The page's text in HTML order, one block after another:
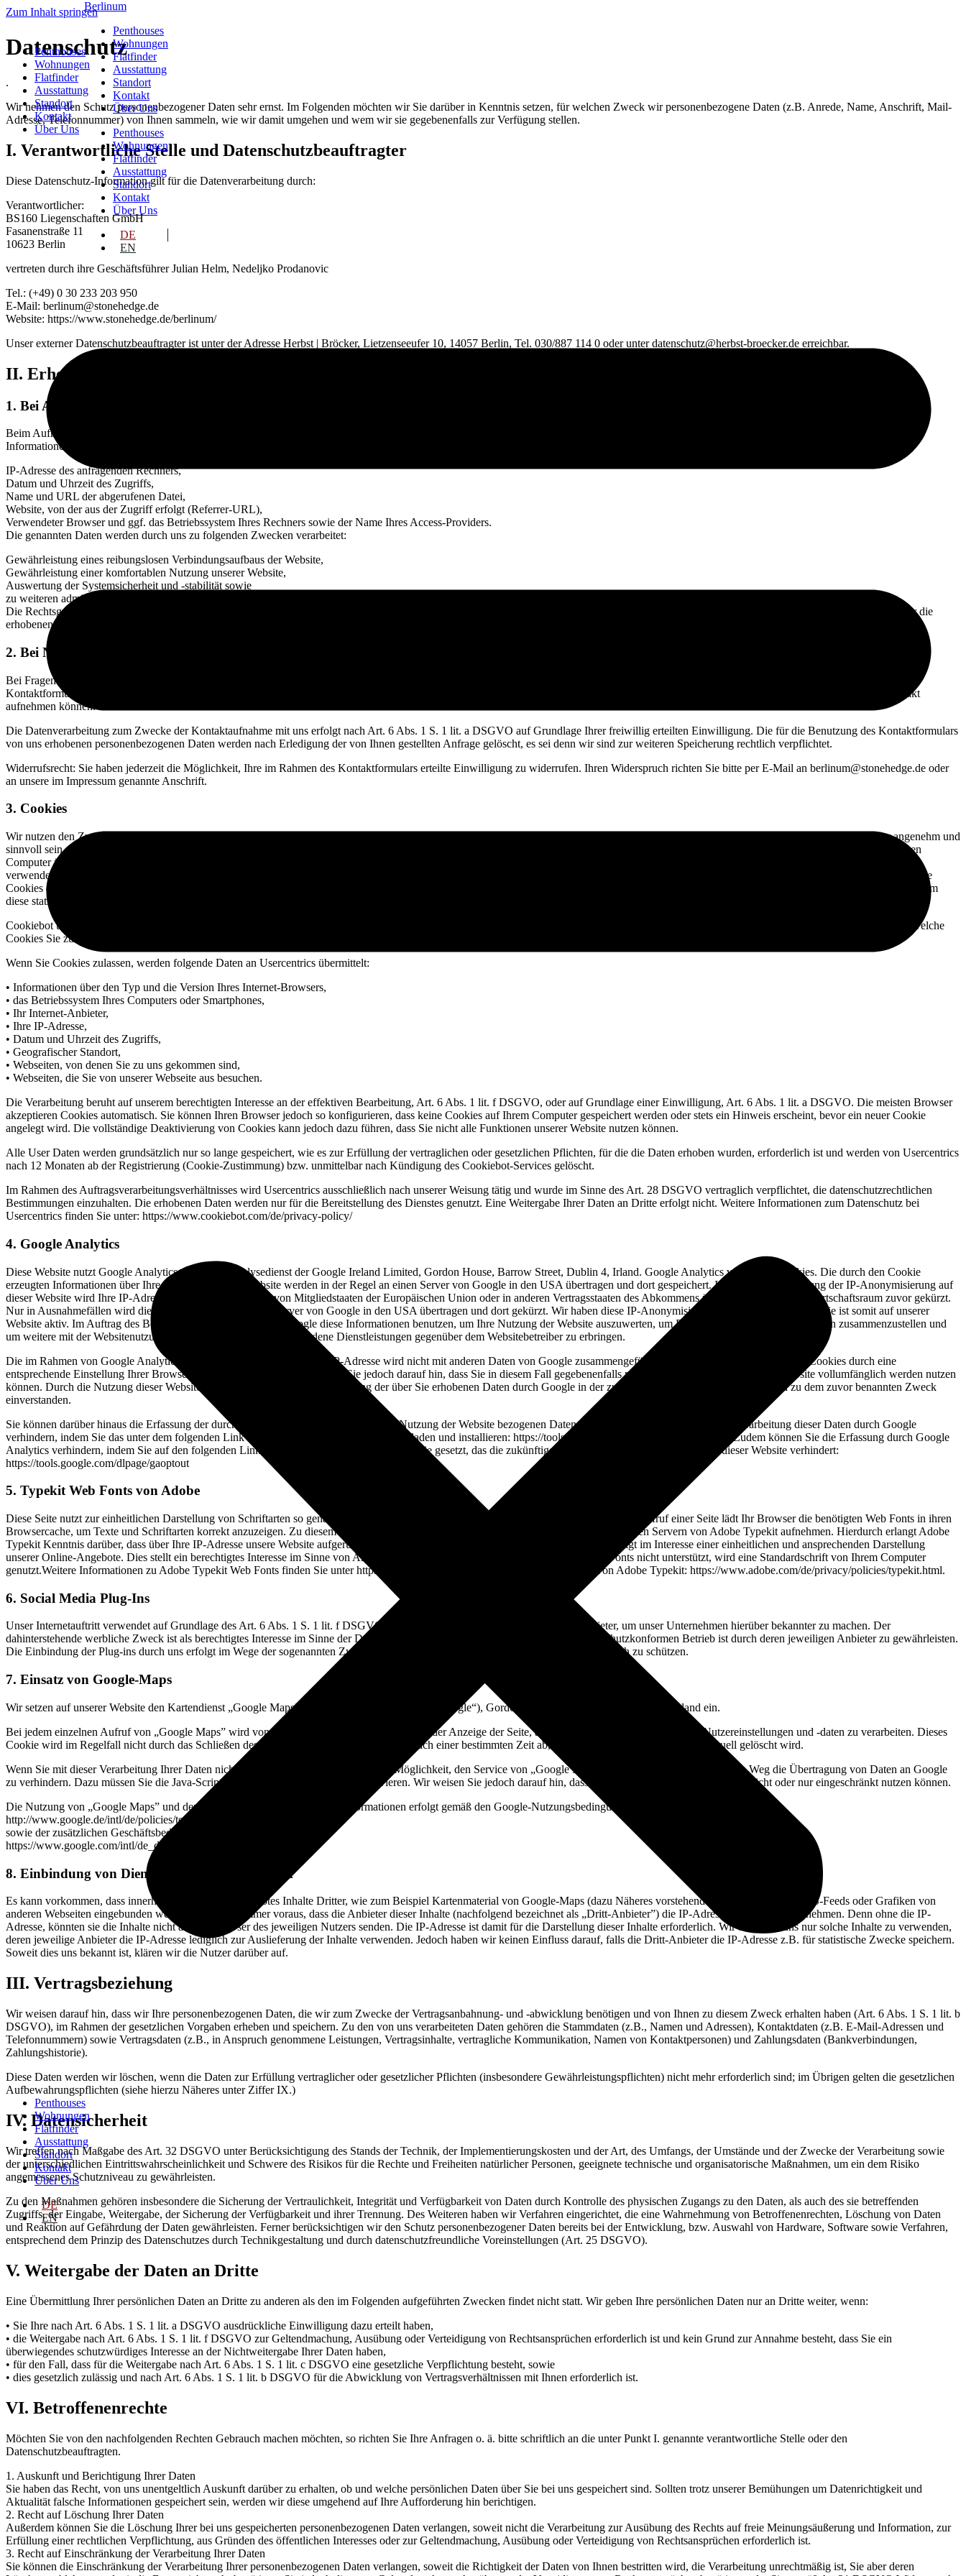
Zum Inhalt springen
Penthouses
Wohnungen
Flatfinder
Ausstattung
Standort
Kontakt
Über Uns
Penthouses
Wohnungen
Flatfinder
Ausstattung
Standort
Kontakt
Über Uns
DE
EN
Berlinum
Penthouses
Wohnungen
Flatfinder
Ausstattung
Standort
Kontakt
Über Uns
Penthouses
Wohnungen
Flatfinder
Ausstattung
Standort
Kontakt
Über Uns
DE
EN
Datenschutz
.
Wir nehmen den Schutz personenbezogener Daten sehr ernst. Im Folgenden möchten wir Sie darüber in Kenntnis setzen, für welchen Zweck wir personenbezogene Daten (z.B. Anrede, Name, Anschrift, Mail-
Adresse, Telefonnummer) von Ihnen sammeln, wie wir damit umgehen und wem wir sie gegebenenfalls zur Verfügung stellen.
I. Verantwortliche Stelle und Datenschutzbeauftragter
Diese Datenschutz-Information gilt für die Datenverarbeitung durch:
Verantwortlicher:
BS160 Liegenschaften GmbH
Fasanenstraße 11
10623 Berlin
vertreten durch ihre Geschäftsführer Julian Helm, Nedeljko Prodanovic
Tel.: (+49) 0 30 233 203 950
E-Mail: berlinum@stonehedge.de
Website: https://www.stonehedge.de/berlinum/
Unser externer Datenschutzbeauftragter ist unter der Adresse Herbst | Bröcker, Lietzenseeufer 10, 14057 Berlin, Tel. 030/887 114 0 oder unter datenschutz@herbst-broecker.de erreichbar.
II. Erhebung und Speicherung personenbezogener Daten
1. Bei Aufruf unserer Internetseite
Beim Aufrufen unserer Website www.stonehedge.de werden durch den auf Ihrem Endgerät zum Einsatz kommenden Browser automatisch Informationen an den Server unserer Website gesendet. Diese
Informationen werden temporär in einem sog. Logfile gespeichert. Folgende Informationen werden dabei ohne Ihr Zutun erfasst und bis zur automatisierten Löschung nach drei Monaten gespeichert:
IP-Adresse des anfragenden Rechners,
Datum und Uhrzeit des Zugriffs,
Name und URL der abgerufenen Datei,
Website, von der aus der Zugriff erfolgt (Referrer-URL),
Verwendeter Browser und ggf. das Betriebssystem Ihres Rechners sowie der Name Ihres Access-Providers.
Die genannten Daten werden durch uns zu folgenden Zwecken verarbeitet:
Gewährleistung eines reibungslosen Verbindungsaufbaus der Website,
Gewährleistung einer komfortablen Nutzung unserer Website,
Auswertung der Systemsicherheit und -stabilität sowie
zu weiteren administrativen Zwecken.
Die Rechtsgrundlage für die Datenverarbeitung ist Art. 6 Abs. 1 S. 1 lit. f DSGVO. Unser berechtigtes Interesse folgt aus oben aufgelisteten Zwecken zur Datenerhebung. In keinem Fall verwenden wir die
erhobenen Daten zu dem Zweck, Rückschlüsse auf Ihre Person zu ziehen.
2. Bei Nutzung unseres Kontaktformulars
Bei Fragen jeglicher Art bieten wir Ihnen die Möglichkeit, mit uns über ein auf der Website bereitgestelltes Formular Kontakt aufzunehmen. Im Rahmen einer durch Sie getätigten Anfrage über unser
Kontaktformular werden die von Ihnen angegebenen Informationen (Vorname, Name, E-Mail-Adresse, Telefonnummer, Nachricht) gespeichert, damit wir Ihre Anfrage bearbeiten und mit Ihnen Kontakt
aufnehmen können.
Die Datenverarbeitung zum Zwecke der Kontaktaufnahme mit uns erfolgt nach Art. 6 Abs. 1 S. 1 lit. a DSGVO auf Grundlage Ihrer freiwillig erteilten Einwilligung. Die für die Benutzung des Kontaktformulars
von uns erhobenen personenbezogenen Daten werden nach Erledigung der von Ihnen gestellten Anfrage gelöscht, es sei denn wir sind zur weiteren Speicherung rechtlich verpflichtet.
Widerrufsrecht: Sie haben jederzeit die Möglichkeit, Ihre im Rahmen des Kontaktformulars erteilte Einwilligung zu widerrufen. Ihren Widerspruch richten Sie bitte per E-Mail an berlinum@stonehedge.de oder
an unsere im Impressum genannte Anschrift.
3. Cookies
Wir nutzen den Zustimmungsverwaltungsdienst Cookiebot, der Usercentrics A/S, Havnegade 39, 1058 Kopenhagen, Dänemark (Usercentrics). Die Nutzung unserer Website soll für den Besucher angenehm und
sinnvoll sein. Hierzu erfassen wir das Nutzerverhalten, um unsere Website laufend zu verbessern. Diese Datenerhebung erfolgt über Cookies, also kleine Text-Dateien, die mittels Ihres Browsers an Ihren
Computer übermittelt und dort gespeichert werden. Cookies rufen keine auf Ihrer Festplatte gespeicherten Informationen ab und beeinträchtigen nicht Ihren PC oder Ihre Dateien. Die meisten der von uns
verwendeten Cookies sind so genannte „Session-Cookies”. Sie werden nach Ende Ihres Besuchs automatisch gelöscht. Andere Cookies bleiben auf Ihrem Endgerät gespeichert, bis Sie diese löschen. Diese
Cookies ermöglichen es uns, Ihren Browser beim nächsten Besuch wiederzuerkennen. Beim Newsletter-Versand verwenden wir zur Sammlung von Informationen Web Beacons (kleine Grafik-Dateien), um
diese statistisch auszuwerten.
Cookiebot unterstützt uns beim datenschutzkonformen Einsatz von Cookies. So erhalten Sie mithilfe von Cookiebot stets aktuelle und datenschutzkonforme Cookie-Hinweise und können entscheiden, welche
Cookies Sie zulassen und welche Sie ablehnen wollen. Des Weiteren werden durch Cookiebot sämtliche Cookies- und Trackingmaßnahmen unserer Website kontrolliert und ausgewertet.
Wenn Sie Cookies zulassen, werden folgende Daten an Usercentrics übermittelt:
• Informationen über den Typ und die Version Ihres Internet-Browsers,
• das Betriebssystem Ihres Computers oder Smartphones,
• Ihr Internet-Anbieter,
• Ihre IP-Adresse,
• Datum und Uhrzeit des Zugriffs,
• Geografischer Standort,
• Webseiten, von denen Sie zu uns gekommen sind,
• Webseiten, die Sie von unserer Webseite aus besuchen.
Die Verarbeitung beruht auf unserem berechtigten Interesse an der effektiven Bearbeitung, Art. 6 Abs. 1 lit. f DSGVO, oder auf Grundlage einer Einwilligung, Art. 6 Abs. 1 lit. a DSGVO. Die meisten Browser
akzeptieren Cookies automatisch. Sie können Ihren Browser jedoch so konfigurieren, dass keine Cookies auf Ihrem Computer gespeichert werden oder stets ein Hinweis erscheint, bevor ein neuer Cookie
angelegt wird. Die vollständige Deaktivierung von Cookies kann jedoch dazu führen, dass Sie nicht alle Funktionen unserer Website nutzen können.
Alle User Daten werden grundsätzlich nur so lange gespeichert, wie es zur Erfüllung der vertraglichen oder gesetzlichen Pflichten, für die die Daten erhoben wurden, erforderlich ist und werden von Usercentrics
nach 12 Monaten ab der Registrierung (Cookie-Zustimmung) bzw. unmittelbar nach Kündigung des Cookiebot-Services gelöscht.
Im Rahmen des Auftragsverarbeitungsverhältnisses wird Usercentrics ausschließlich nach unserer Weisung tätig und wurde im Sinne des Art. 28 DSGVO vertraglich verpflichtet, die datenschutzrechtlichen
Bestimmungen einzuhalten. Die erhobenen Daten werden nur für die Bereitstellung des Dienstes genutzt. Eine Weitergabe Ihrer Daten an Dritte erfolgt nicht. Weitere Informationen zum Datenschutz bei
Usercentrics finden Sie unter: https://www.cookiebot.com/de/privacy-policy/
4. Google Analytics
Diese Website nutzt Google Analytics, einen Webanalysedienst der Google Ireland Limited, Gordon House, Barrow Street, Dublin 4, Irland. Google Analytics verwendet Cookies. Die durch den Cookie
erzeugten Informationen über Ihre Benutzung dieser Website werden in der Regel an einen Server von Google in den USA übertragen und dort gespeichert. Im Falle der Aktivierung der IP-Anonymisierung auf
dieser Website wird Ihre IP-Adresse von Google innerhalb von Mitgliedstaaten der Europäischen Union oder in anderen Vertragsstaaten des Abkommens über den Europäischen Wirtschaftsraum zuvor gekürzt.
Nur in Ausnahmefällen wird die volle IP-Adresse an einen Server von Google in den USA übertragen und dort gekürzt. Wir haben diese IP-Anonymisierung für Sie vorgenommen, sie ist somit auf unserer
Website aktiv. Im Auftrag des Betreibers dieser Website wird Google diese Informationen benutzen, um Ihre Nutzung der Website auszuwerten, um Reports über die Websiteaktivitäten zusammenzustellen und
um weitere mit der Websitenutzung und der Internetnutzung verbundene Dienstleistungen gegenüber dem Websitebetreiber zu erbringen.
Die im Rahmen von Google Analytics von Ihrem Browser übermittelte IP-Adresse wird nicht mit anderen Daten von Google zusammengeführt. Sie können die Speicherung der Cookies durch eine
entsprechende Einstellung Ihrer Browser-Software verhindern. Wir weisen Sie jedoch darauf hin, dass Sie in diesem Fall gegebenenfalls nicht sämtliche Funktionen dieser Website vollumfänglich werden nutzen
können. Durch die Nutzung dieser Website erklären Sie sich mit der Bearbeitung der über Sie erhobenen Daten durch Google in der zuvor beschriebenen Art und Weise und zu dem zuvor benannten Zweck
einverstanden.
Sie können darüber hinaus die Erfassung der durch das Cookie erzeugten und auf Ihre Nutzung der Website bezogenen Daten (inkl. Ihrer IP-Adresse) sowie die Verarbeitung dieser Daten durch Google
verhindern, indem Sie das unter dem folgenden Link verfügbare Browser-Plugin herunterladen und installieren: https://tools.google.com/dlpage/gaoptout?hl=de. Zudem können Sie die Erfassung durch Google
Analytics verhindern, indem Sie auf den folgenden Link klicken. Es wird ein Opt-Out-Cookie gesetzt, das die zukünftige Erfassung Ihrer Daten beim Besuch dieser Website verhindert:
https://tools.google.com/dlpage/gaoptout
5. Typekit Web Fonts von Adobe
Diese Seite nutzt zur einheitlichen Darstellung von Schriftarten so genannte Web Fonts, die von Adobe Typekit bereitgestellt werden. Beim Aufruf einer Seite lädt Ihr Browser die benötigten Web Fonts in ihren
Browsercache, um Texte und Schriftarten korrekt anzuzeigen. Zu diesem Zweck muss der von Ihnen verwendete Browser Verbindung zu den Servern von Adobe Typekit aufnehmen. Hierdurch erlangt Adobe
Typekit Kenntnis darüber, dass über Ihre IP-Adresse unsere Website aufgerufen wurde. Die Nutzung von Adobe Typekit Web Fonts erfolgt im Interesse einer einheitlichen und ansprechenden Darstellung
unserer Online-Angebote. Dies stellt ein berechtigtes Interesse im Sinne von Art. 6 Abs. 1 lit. f DSGVO dar. Wenn Ihr Browser Web Fonts nicht unterstützt, wird eine Standardschrift von Ihrem Computer
genutzt.Weitere Informationen zu Adobe Typekit Web Fonts finden Sie unter https://typekit.com/ und in der Datenschutzerklärung von Adobe Typekit: https://www.adobe.com/de/privacy/policies/typekit.html.
6. Social Media Plug-Ins
Unser Internetauftritt verwendet auf Grundlage des Art. 6 Abs. 1 S. 1 lit. f DSGVO Social Media Plugins („Plugins”) diverser Anbieter, um unser Unternehmen hierüber bekannter zu machen. Der
dahinterstehende werbliche Zweck ist als berechtigtes Interesse im Sinne der DSGVO anzusehen. Die Verantwortung für den datenschutzkonformen Betrieb ist durch deren jeweiligen Anbieter zu gewährleisten.
Die Einbindung der Plug-ins durch uns erfolgt im Wege der sogenannten Zwei-Klick-Methode um Besucher unserer Website bestmöglich zu schützen.
7. Einsatz von Google-Maps
Wir setzen auf unserer Website den Kartendienst „Google Maps” der Google Ireland Limited („Google“), Gordon House, Barrow Street, Dublin 4, Irland ein.
Bei jedem einzelnen Aufruf von „Google Maps” wird von Google ein Cookie gesetzt, um bei der Anzeige der Seite, auf der „Google Maps” integriert ist, Nutzereinstellungen und -daten zu verarbeiten. Dieses
Cookie wird im Regelfall nicht durch das Schließen des Browsers gelöscht, sondern läuft nach einer bestimmten Zeit ab, soweit es nicht von Ihnen zuvor manuell gelöscht wird.
Wenn Sie mit dieser Verarbeitung Ihrer Daten nicht einverstanden sind, so besteht die Möglichkeit, den Service von „Google Maps” zu deaktivieren und auf diesem Weg die Übertragung von Daten an Google
zu verhindern. Dazu müssen Sie die Java-Script-Funktion in Ihrem Browser deaktivieren. Wir weisen Sie jedoch darauf hin, dass Sie in diesem Fall „Google Maps” nicht oder nur eingeschränkt nutzen können.
Die Nutzung von „Google Maps” und der über „Google Maps” erlangten Informationen erfolgt gemäß den Google-Nutzungsbedingungen
http://www.google.de/intl/de/policies/terms/regional.html
sowie der zusätzlichen Geschäftsbedingungen für „Google Maps”
https://www.google.com/intl/de_de/help/terms_maps.html
8. Einbindung von Diensten und Inhalten Dritter
Es kann vorkommen, dass innerhalb dieses Onlineangebotes Inhalte Dritter, wie zum Beispiel Kartenmaterial von Google-Maps (dazu Näheres vorstehend unter Ziffer II. 11.), RSS-Feeds oder Grafiken von
anderen Webseiten eingebunden werden. Dies setzt immer voraus, dass die Anbieter dieser Inhalte (nachfolgend bezeichnet als „Dritt-Anbieter”) die IP-Adresse der Nutzer wahrnehmen. Denn ohne die IP-
Adresse, könnten sie die Inhalte nicht an den Browser des jeweiligen Nutzers senden. Die IP-Adresse ist damit für die Darstellung dieser Inhalte erforderlich. Wir bemühen uns nur solche Inhalte zu verwenden,
deren jeweilige Anbieter die IP-Adresse lediglich zur Auslieferung der Inhalte verwenden. Jedoch haben wir keinen Einfluss darauf, falls die Dritt-Anbieter die IP-Adresse z.B. für statistische Zwecke speichern.
Soweit dies uns bekannt ist, klären wir die Nutzer darüber auf.
III. Vertragsbeziehung
Wir weisen darauf hin, dass wir Ihre personenbezogenen Daten, die wir zum Zwecke der Vertragsanbahnung- und -abwicklung benötigen und von Ihnen zu diesem Zweck erhalten haben (Art. 6 Abs. 1 S. 1 lit. b
DSGVO), im Rahmen der gesetzlichen Vorgaben erheben und speichern. Zu den von uns verarbeiteten Daten gehören die Stammdaten (z.B., Namen und Adressen), Kontaktdaten (z.B. E-Mail-Adressen und
Telefonnummern) sowie Vertragsdaten (z.B., in Anspruch genommene Leistungen, Vertragsinhalte, vertragliche Kommunikation, Namen von Kontaktpersonen) und Zahlungsdaten (Bankverbindungen,
Zahlungshistorie).
Diese Daten werden wir löschen, wenn die Daten zur Erfüllung vertraglicher oder gesetzlicher Pflichten (insbesondere Gewährleistungspflichten) nicht mehr erforderlich sind; im Übrigen gelten die gesetzlichen
Aufbewahrungspflichten (siehe hierzu Näheres unter Ziffer IX.)
IV. Datensicherheit
Wir treffen nach Maßgabe des Art. 32 DSGVO unter Berücksichtigung des Stands der Technik, der Implementierungskosten und der Art, des Umfangs, der Umstände und der Zwecke der Verarbeitung sowie
der unterschiedlichen Eintrittswahrscheinlichkeit und Schwere des Risikos für die Rechte und Freiheiten natürlicher Personen, geeignete technische und organisatorische Maßnahmen, um ein dem Risiko
angemessenes Schutzniveau zu gewährleisten.
Zu den Maßnahmen gehören insbesondere die Sicherung der Vertraulichkeit, Integrität und Verfügbarkeit von Daten durch Kontrolle des physischen Zugangs zu den Daten, als auch des sie betreffenden
Zugriffs, der Eingabe, Weitergabe, der Sicherung der Verfügbarkeit und ihrer Trennung. Des Weiteren haben wir Verfahren eingerichtet, die eine Wahrnehmung von Betroffenenrechten, Löschung von Daten
und Reaktion auf Gefährdung der Daten gewährleisten. Ferner berücksichtigen wir den Schutz personenbezogener Daten bereits bei der Entwicklung, bzw. Auswahl von Hardware, Software sowie Verfahren,
entsprechend dem Prinzip des Datenschutzes durch Technikgestaltung und durch datenschutzfreundliche Voreinstellungen (Art. 25 DSGVO).
V. Weitergabe der Daten an Dritte
Eine Übermittlung Ihrer persönlichen Daten an Dritte zu anderen als den im Folgenden aufgeführten Zwecken findet nicht statt. Wir geben Ihre persönlichen Daten nur an Dritte weiter, wenn:
• Sie Ihre nach Art. 6 Abs. 1 S. 1 lit. a DSGVO ausdrückliche Einwilligung dazu erteilt haben,
• die Weitergabe nach Art. 6 Abs. 1 S. 1 lit. f DSGVO zur Geltendmachung, Ausübung oder Verteidigung von Rechtsansprüchen erforderlich ist und kein Grund zur Annahme besteht, dass Sie ein
überwiegendes schutzwürdiges Interesse an der Nichtweitergabe Ihrer Daten haben,
• für den Fall, dass für die Weitergabe nach Art. 6 Abs. 1 S. 1 lit. c DSGVO eine gesetzliche Verpflichtung besteht, sowie
• dies gesetzlich zulässig und nach Art. 6 Abs. 1 S. 1 lit. b DSGVO für die Abwicklung von Vertragsverhältnissen mit Ihnen erforderlich ist.
VI. Betroffenenrechte
Möchten Sie von den nachfolgenden Rechten Gebrauch machen möchten, so richten Sie Ihre Anfragen o. ä. bitte schriftlich an die unter Punkt I. genannte verantwortliche Stelle oder den
Datenschutzbeauftragten.
1. Auskunft und Berichtigung Ihrer Daten
Sie haben das Recht, von uns unentgeltlich Auskunft darüber zu erhalten, ob und welche persönlichen Daten über Sie bei uns gespeichert sind. Sollten trotz unserer Bemühungen um Datenrichtigkeit und
Aktualität falsche Informationen gespeichert sein, werden wir diese umgehend auf Ihre Aufforderung hin berichtigen.
2. Recht auf Löschung Ihrer Daten
Außerdem können Sie die Löschung Ihrer bei uns gespeicherten personenbezogenen Daten verlangen, soweit nicht die Verarbeitung zur Ausübung des Rechts auf freie Meinungsäußerung und Information, zur
Erfüllung einer rechtlichen Verpflichtung, aus Gründen des öffentlichen Interesses oder zur Geltendmachung, Ausübung oder Verteidigung von Rechtsansprüchen erforderlich ist.
3. Recht auf Einschränkung der Verarbeitung Ihrer Daten
Sie können die Einschränkung der Verarbeitung Ihrer personenbezogenen Daten verlangen, soweit die Richtigkeit der Daten von Ihnen bestritten wird, die Verarbeitung unrechtmäßig ist, Sie aber deren